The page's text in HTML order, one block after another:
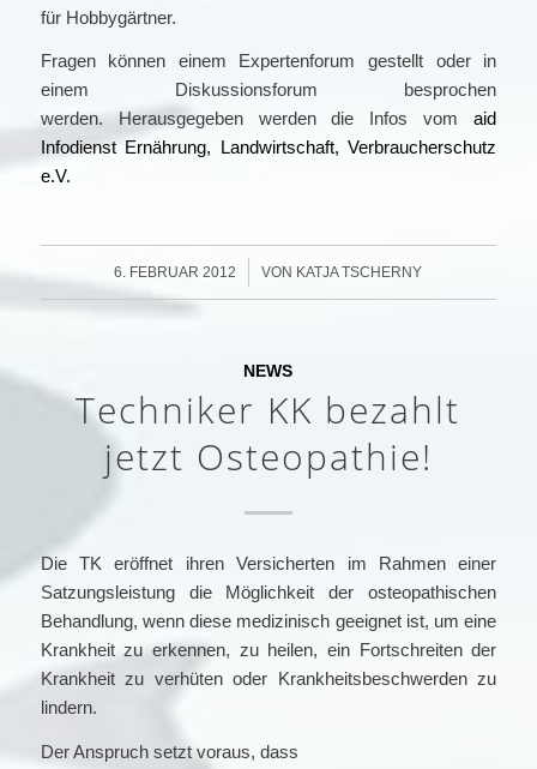
für Hobbygärtner.
Fragen können einem Expertenforum gestellt oder in
einem Diskussionsforum besprochen
werden. Herausgegeben werden die Infos vomaid
Infodienst Ernährung, Landwirtschaft, Verbraucherschutz
e.V.
6. FEBRUAR 2012
/ VON KATJA TSCHERNY
NEWS
Techniker KK bezahlt
jetzt Osteopathie!
Die TK eröffnet ihren Versicherten im Rahmen einer
Satzungsleistung die Möglichkeit der osteopathischen
Behandlung, wenn diese medizinisch geeignet ist, um eine
Krankheit zu erkennen, zu heilen, ein Fortschreiten der
Krankheit zu verhüten oder Krankheitsbeschwerden zu
lindern.
Der Anspruch setzt voraus, dass